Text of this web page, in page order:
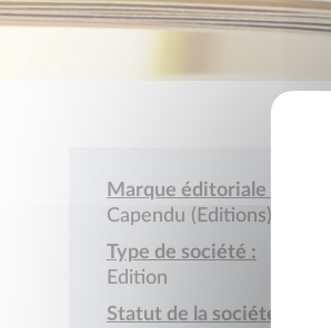
Marque éditoriale :
Capendu (Editions)
Type de société :
Edition
Statut de la société :